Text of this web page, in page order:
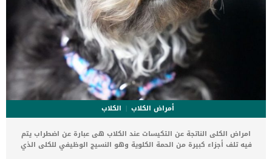
أمراض الكلاب
الكلاب
امراض الكلى الناتجة عن التكيسات عند الكلاب هى عبارة عن اضطراب يتم
فيه تلف أجزاء كبيرة من الحمة الكلوية وهو النسيج الوظيفي للكلى الذي